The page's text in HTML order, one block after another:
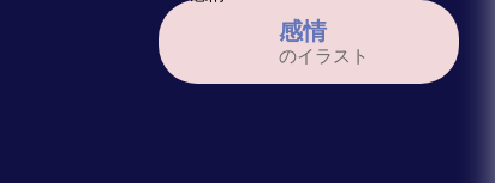
感情
のイラスト